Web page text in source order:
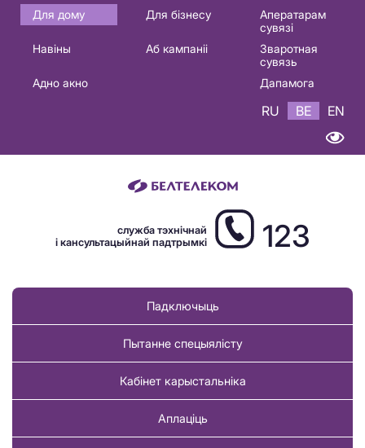
Основная
навигация
Для дому Для бізнесу
Аператарам
сувязі
Навіны
Аб кампаніі
Зваротная
сувязь
Адно акно
Дапамога
RU BE EN
служба тэхнічнай
і кансультацыйнай падтрымкі
123
Падключыць
Пытанне спецыялісту
Кабінет карыстальніка
Аплаціць